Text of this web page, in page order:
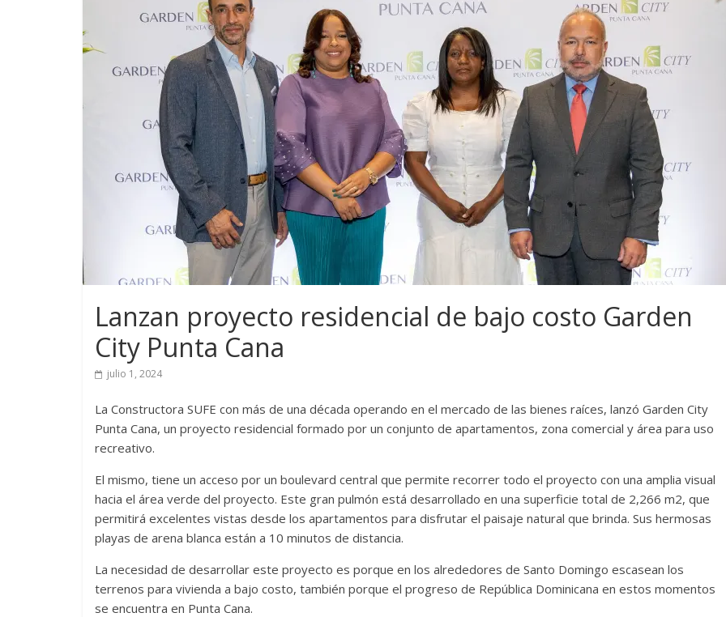
Lanzan proyecto residencial de bajo costo Garden
City Punta Cana
julio 1, 2024
La Constructora SUFE con más de una década operando en el mercado de las bienes raíces, lanzó Garden City
Punta Cana, un proyecto residencial formado por un conjunto de apartamentos, zona comercial y área para uso
recreativo.
El mismo, tiene un acceso por un boulevard central que permite recorrer todo el proyecto con una amplia visual
hacia el área verde del proyecto. Este gran pulmón está desarrollado en una superficie total de 2,266 m2, que
permitirá excelentes vistas desde los apartamentos para disfrutar el paisaje natural que brinda. Sus hermosas
playas de arena blanca están a 10 minutos de distancia.
La necesidad de desarrollar este proyecto es porque en los alrededores de Santo Domingo escasean los
terrenos para vivienda a bajo costo, también porque el progreso de República Dominicana en estos momentos
se encuentra en Punta Cana.